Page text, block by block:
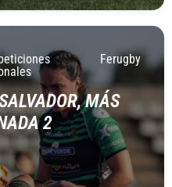
Ferugby
MÁS
2